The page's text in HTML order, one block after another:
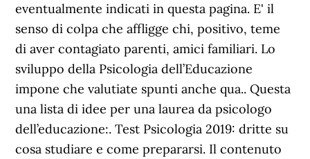
eventualmente indicati in questa pagina. E' il
senso di colpa che affligge chi, positivo, teme
di aver contagiato parenti, amici familiari. Lo
sviluppo della Psicologia dell’Educazione
impone che valutiate spunti anche qua.. Questa
una lista di idee per una laurea da psicologo
dell’educazione:. Test Psicologia 2019: dritte su
cosa studiare e come prepararsi. Il contenuto